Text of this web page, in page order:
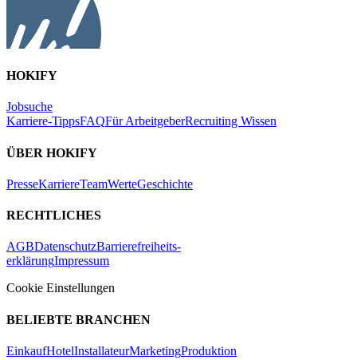
HOKIFY
Jobsuche
Karriere-TippsFAQFür ArbeitgeberRecruiting Wissen
ÜBER HOKIFY
PresseKarriereTeamWerteGeschichte
RECHTLICHES
AGBDatenschutzBarrierefreiheits-
erklärungImpressum
Cookie Einstellungen
BELIEBTE BRANCHEN
EinkaufHotelInstallateurMarketingProduktion